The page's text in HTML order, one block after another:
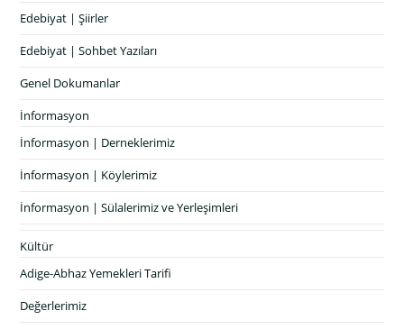
Edebiyat | Şiirler
Edebiyat | Sohbet Yazıları
Genel Dokumanlar
İnformasyon
İnformasyon | Derneklerimiz
İnformasyon | Köylerimiz
İnformasyon | Sülalerimiz ve Yerleşimleri
Kültür
Adige-Abhaz Yemekleri Tarifi
Değerlerimiz